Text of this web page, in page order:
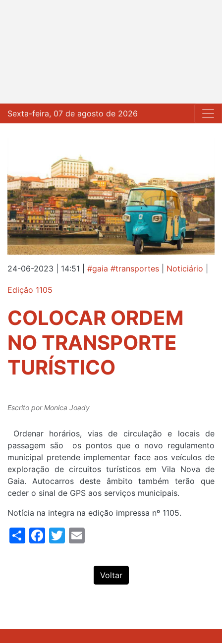
Sexta-feira, 07 de agosto de 2026
24-06-2023 | 14:51 #gaia #transportes Noticiário
Edição 1105
COLOCAR ORDEM
NO TRANSPORTE
TURÍSTICO
Escrito porMonica Joady
Ordenar horários, vias de circulação e locais de
passagem são os pontos que o novo regulamento
municipal pretende implementar face aos veículos de
exploração de circuitos turísticos em Vila Nova de
Gaia. Autocarros deste âmbito também terão que
ceder o sinal de GPS aos serviços municipais.
Notícia na integra na edição impressa nº 1105.
ShareFacebook
Twitter
Voltar